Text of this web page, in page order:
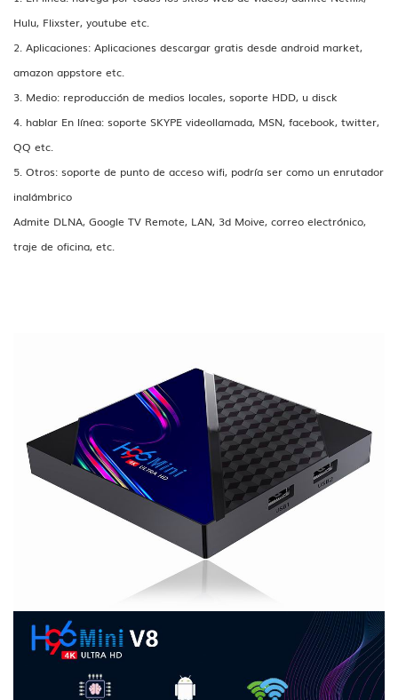
Hulu, Flixster, youtube etc.
2. Aplicaciones: Aplicaciones descargar gratis desde android market,
amazon appstore etc.
3. Medio: reproducción de medios locales, soporte HDD, u disck
4. hablar En línea: soporte SKYPE videollamada, MSN, facebook, twitter,
QQ etc.
5. Otros: soporte de punto de acceso wifi, podría ser como un enrutador
inalámbrico
Admite DLNA, Google TV Remote, LAN, 3d Moive, correo electrónico,
traje de oficina, etc.